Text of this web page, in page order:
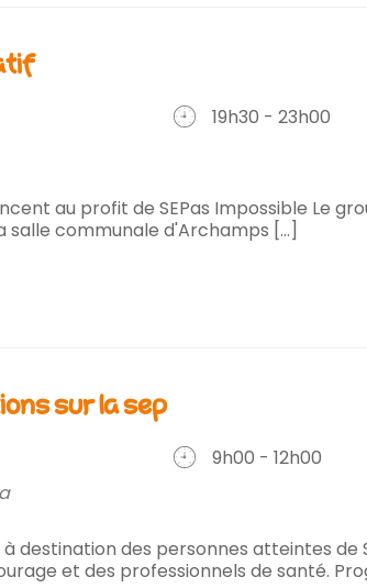
19h30 - 23h00
au profit de SEPas Impossible Le
salle communale d'Archamps [...]
sur la sep
9h00 - 12h00
destination des personnes atteintes de
et des professionnels de santé.